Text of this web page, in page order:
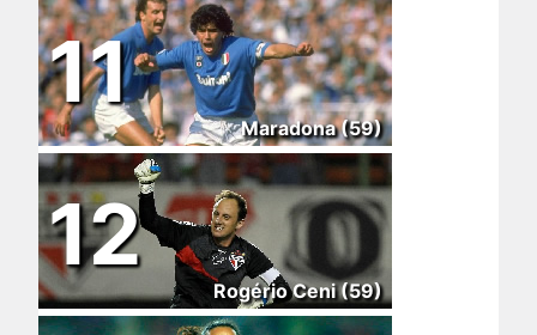
11
Maradona (59)
12
Rogério Ceni (59)